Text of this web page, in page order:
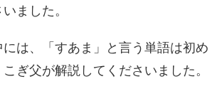
ました。
には、「すあま」と言う単語は初め
ぎ父が解説してくださいました。